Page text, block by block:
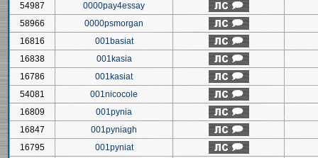
54987
0000pay4essay
58966
0000psmorgan
16816
001basiat
16838
001kasia
16786
001kasiat
54081
001nicocole
16809
001pynia
16847
001pyniagh
16795
001pyniat